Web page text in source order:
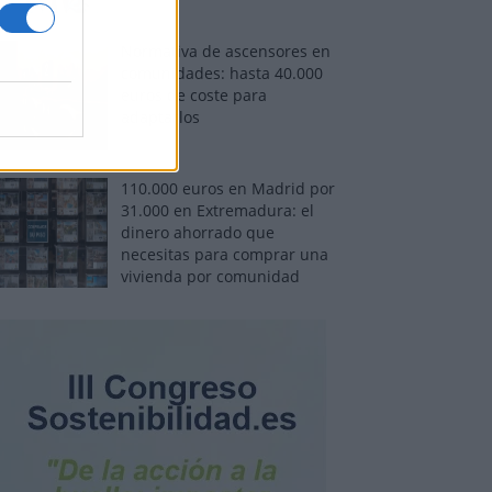
Normativa de ascensores en
comunidades: hasta 40.000
euros de coste para
adaptarlos
110.000 euros en Madrid por
31.000 en Extremadura: el
dinero ahorrado que
necesitas para comprar una
vivienda por comunidad